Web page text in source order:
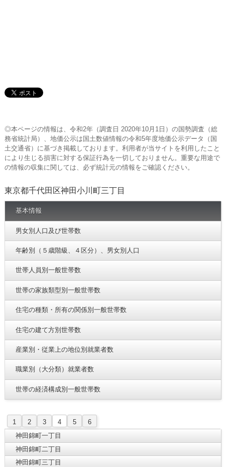
◎本ページの情報は、令和2年（調査日 2020年10月1日）の国勢調査（総
務省統計局）、地価公示は国土数値情報の令和5年度地価公示データ（国
土交通省）に基づき掲載しております。利用者が当サイトを利用したこと
により生じる損害に対する保証行為を一切しておりません。重要な用途で
の情報の収集に関しては、必ず統計元の情報をご確認ください。
東京都千代田区神田小川町三丁目
基本情報
男女別人口及び世帯数
年齢別（５歳階級、４区分）、男女別人口
世帯人員別一般世帯数
世帯の家族類型別一般世帯数
住宅の種類・所有の関係別一般世帯数
住宅の建て方別世帯数
産業別・従業上の地位別就業者数
職業別（大分類）就業者数
世帯の経済構成別一般世帯数
1 2 3 4 5
6
神田錦町一丁目
神田錦町二丁目
神田錦町三丁目